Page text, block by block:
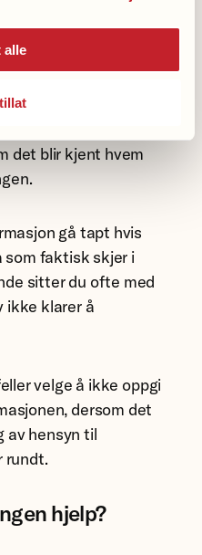
allenår pårørende
føler at de går bak
det blir kjent hvem
gå tapt hvis
som faktisk skjer i
sitter du ofte med
ikke klarer å
velge å ikke oppgi
dersom det
av hensyn til
rundt.
hjelp?